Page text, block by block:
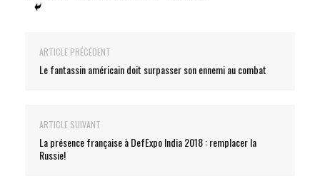
ARTICLE PRÉCÉDENT
Le fantassin américain doit surpasser son ennemi au combat
ARTICLE SUIVANT
La présence française à DefExpo India 2018 : remplacer la
Russie!